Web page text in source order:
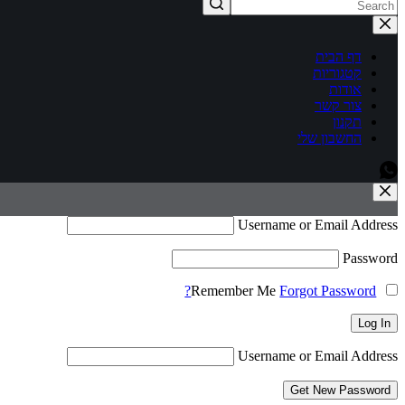
דף הבית
קטגוריות
אודות
צור קשר
תקנון
החשבון שלי
Username or Email Address
Password
Remember Me Forgot Password?
Log In
Username or Email Address
Get New Password